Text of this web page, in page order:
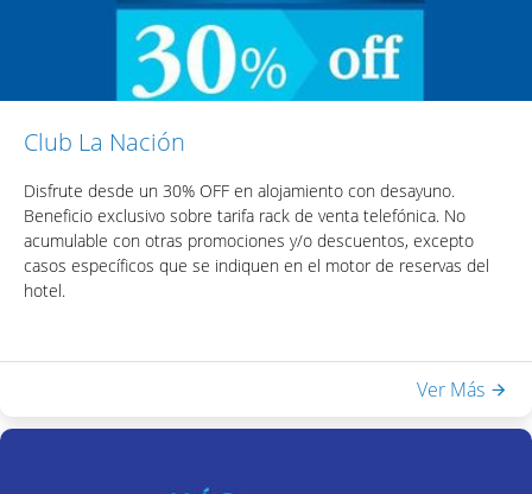
Club La Nación
Disfrute desde un 30% OFF en alojamiento con desayuno.
Beneficio exclusivo sobre tarifa rack de venta telefónica. No
acumulable con otras promociones y/o descuentos, excepto
casos específicos que se indiquen en el motor de reservas del
hotel.
- Acceso a Equilibrium Spa & Health: piscina interna climatizada,
Ver Más